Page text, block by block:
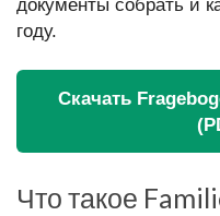
документы собрать и
году.
Скачать
Что такое